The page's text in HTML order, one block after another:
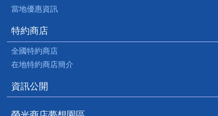
當地優惠資訊
特約商店
全國特約商店
在地特約商店簡介
資訊公開